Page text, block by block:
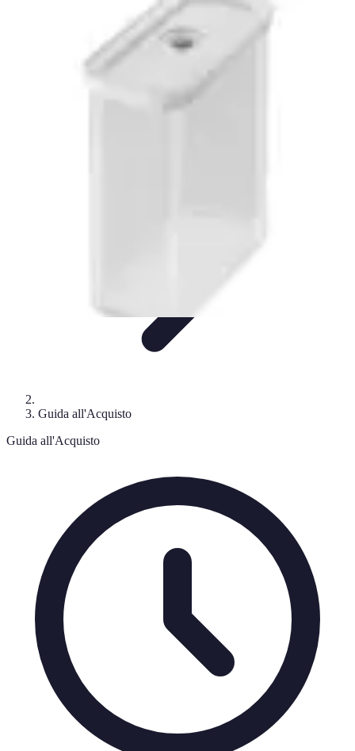
Smartphone e AccessoriElettrodomestici
Elettrodomestici Aspirapolvere
Guida all'Acquisto
Guida all'Acquisto